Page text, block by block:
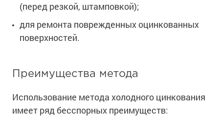
(перед резкой, штамповкой);
для ремонта поврежденных оцинкованных
поверхностей.
Преимущества метода
Использование метода холодного цинкования
имеет ряд бесспорных преимуществ: